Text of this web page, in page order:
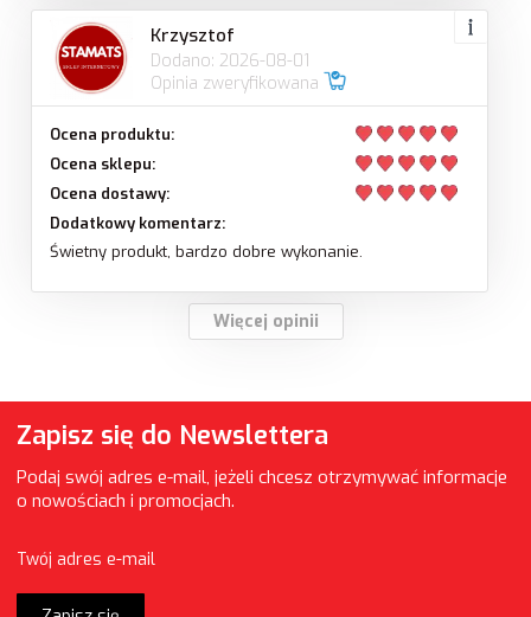
Krzysztof
Dodano: 2026-08-01
Opinia zweryfikowana
Ocena produktu:
Ocena sklepu:
Ocena dostawy:
Dodatkowy komentarz:
Świetny produkt, bardzo dobre wykonanie.
Więcej opinii
Zapisz się do Newslettera
Podaj swój adres e-mail, jeżeli chcesz otrzymywać informacje
o nowościach i promocjach.
Twój adres e-mail